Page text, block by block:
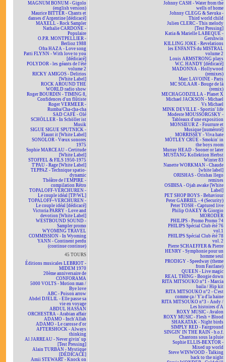
MAGNUM BONUM - Gigolo
(english version)
Maurice BITTER - Chants et
danses d'Argentine [dédicacé]
MAXELL - Rock Sampler
Nathalie CARDONE -
Populaire
O.P.R. MONTPELLIER -
Berlioz 1988
Ofra HAZA - Love song
Patti FLYNN - With love to you
[dédicacé]
POLYDOR - les géants de l'été
volume 2
RICKY AMIGOS - Delirios
[White Label]
ROCK AROUND THE
WORLD radio show
Roger BOURDIN - TIMING 8,
Confidences d'un flûtiste
Roger VERMEER -
Rumba/Cha-cha-cha
SAD CAFÉ - Olé
SCHÖLLER - In Schöller ist
Musik
SIGUE SIGUE SPUTNICK -
Flaunt it [White Label]
SONOLOR - Vœux sonores
1975
Sophie MARCEAU - Certitude
[White Label]
STOFFEL & FILS 1950-1975
T'PAU - Rage [White Label]
TEPPAZ - Technique spatio-
dynamic
Théâtre de l'EMPIRE -
compilation Rétro
TOPALOFF-VERCHUREN -
Le couple idéal [TP/WL]
TOPALOFF~VERCHUREN -
Le couple idéal [dédicacé]
Victoria PARRY - Love and
devotion [White Label]
WESTBOUND SOUND -
Sampler promo
WYOMING TRAVEL
COMMISSION - In Wyoming
YANN - Continent perdu
(continue continue)
45 TOURS
Éditions musicales LEBRIOT -
MIDEM 1970
20ème anniversaire de
CONFORAMA
5000 VOLTS - Motion man /
Bye love
ABC - Poison arrow
Abdel DJELIL - Elle passe sa
vie en voyage
ABDUL HASSAN
ORCHESTRA - Arabian affair
ADAMO - Inch'Allah
ADAMO - Le carosse d'or
AFTERSHOCK - Always
thinking
Al JARREAU - Never givin' up
[Test Pressing]
Alain TURBAN - Mystique
[DÉDICACÉ]
Amii STEWART - Knock on
Johnny CASH - Water from the
wells of home
Johnny CLEGG & Savuka -
Third world child
Julien CLERC - This melody
[Test Pressing]
Katia & Marielle LABEQUE -
Gershwin
KILLING JOKE - Revelations
les ENFANTS du MISTRAL
volume 2
Louis ARMSTRONG plays
W.C. HANDY [dédicacé]
MADONNA - Hollywood
(remixes)
Marc LAVOINE - Paris
MC SOLAAR - Bouge de là
(remix)
MECHAGODZILLA - Planet X
Michael JACKSON - Michael
Vs Michael
MINK DEVILLE - Sportin' life
Modeste MOUSSORGSKY -
Tableaux d'une exposition
MONSIEUR Z - Fourrure et
Musique [numéroté]
MORRISSEY - Viva hate
MÖTLEY CRÜE - Smokin' in
the boys room
Murray HEAD - Sooner or later
MUSTANG Kollektion Herbst
Winter 83
Nanette WORKMAN - Chaude
[white label]
ORISHAS - Orishas llego
remixes
OSIBISA - Ojah awake [White
Label]
PET SHOP BOYS - Behaviour
Peter GABRIEL - 4 (Security)
Peter TOSH - Captured live
Philip OAKEY & Giorgio
MORODER
PHILIPS - Promo Promo 74
PHILIPS Spécial Club été 76
vol.1
PHILIPS Spécial Club été 78
vol. 2
Pierre SCHAEFFER & Pierre
HENRY - Symphonie pour un
homme seul
PRODIGY - Speedway (theme
from Fastlane)
QUEEN - Live magic
REAL THING - Boogie down
RITA MITSOUKO n°1 - Marcia
baila / Hip kit
RITA MITSOUKO n°2 - C'est
comme ça / Y'a d'la haine
RITA MITSOUKO n°3 - Andy /
Les histoires d'A
ROXY MUSIC - Avalon
ROXY MUSIC - Flesh + Blood
SHAKATAK - Night birds
SIMPLY RED - Fairground
SINGIN' IN THE RAIN - b.o.f.
Chantons sous la pluie
Sophie ELLIS-BEXTOR -
Mixed up world
Steve WINWOOD - Talking
back to the night